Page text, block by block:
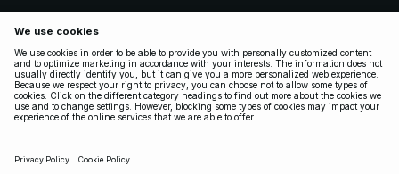
SUIVEZ-NOUS
LÉGAL